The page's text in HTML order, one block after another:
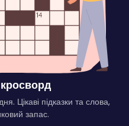
Цікаві підказки та слова,
запас.